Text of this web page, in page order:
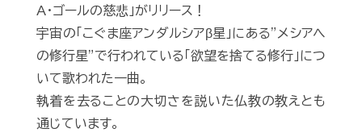
A・ゴールの慈悲」がリリース！
宇宙の「こぐま座アンダルシアβ星」にある”メシアへ
の修行星”で行われている「欲望を捨てる修行」につ
いて歌われた一曲。
執着を去ることの大切さを説いた仏教の教えとも
通じています。